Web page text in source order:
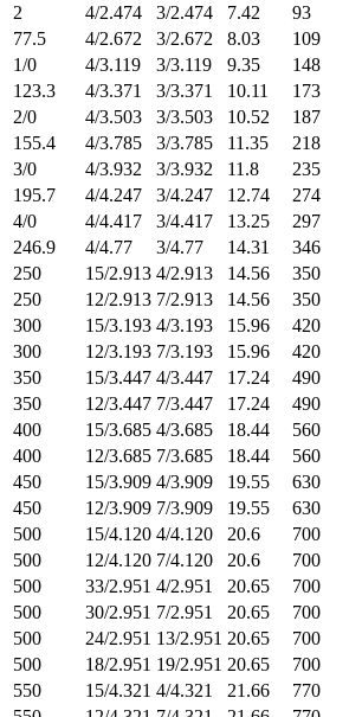
2
4/2.474 3/2.474 7.42 93
77.5
4/2.672 3/2.672 8.03 109
1/0
4/3.119 3/3.119 9.35 148
123.3
4/3.371 3/3.371 10.11 173
2/0
4/3.503 3/3.503 10.52 187
155.4
4/3.785 3/3.785 11.35 218
3/0
4/3.932 3/3.932 11.8 235
195.7
4/4.247 3/4.247 12.74 274
4/0
4/4.417 3/4.417 13.25 297
246.9
4/4.77 3/4.77 14.31 346
250
15/2.913 4/2.913 14.56 350
250
12/2.913 7/2.913 14.56 350
300
15/3.193 4/3.193 15.96 420
300
12/3.193 7/3.193 15.96 420
350
15/3.447 4/3.447 17.24 490
350
12/3.447 7/3.447 17.24 490
400
15/3.685 4/3.685 18.44 560
400
12/3.685 7/3.685 18.44 560
450
15/3.909 4/3.909 19.55 630
450
12/3.909 7/3.909 19.55 630
500
15/4.120 4/4.120 20.6 700
500
12/4.120 7/4.120 20.6 700
500
33/2.951 4/2.951 20.65 700
500
30/2.951 7/2.951 20.65 700
500
24/2.951 13/2.951 20.65 700
500
18/2.951 19/2.951 20.65 700
550
15/4.321 4/4.321 21.66 770